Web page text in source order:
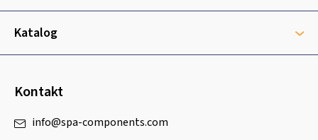
i
Katalog
Kontakt
info@spa-components.com